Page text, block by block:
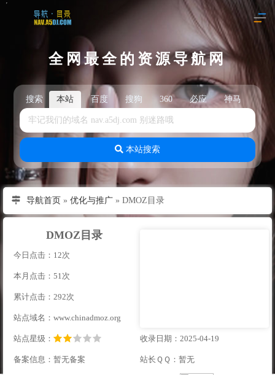
全网最全的资源导航网
搜索 本站 百度 搜狗 360 必应 神马 头
本站搜索
导航首页 » 优化与推广» DMOZ目录
DMOZ目录
今日点击：12次
本月点击：51次
累计点击：292次
站点域名：www.chinadmoz.org
站点星级： 收录日期：2025-04-19
备案信息：暂无备案 站长ＱＱ：暂无